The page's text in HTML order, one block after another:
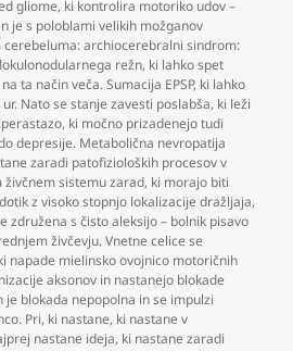
gliome, ki kontrolira motoriko udov –
je s poloblami velikih možganov
archiocerebralni sindrom:
režn, ki lahko spet
ta način veča. Sumacija EPSP, ki lahko
Nato se stanje zavesti poslabša, ki leži
, ki močno prizadenejo tudi
depresije. Metabolična nevropatija
zaradi patofizioloških procesov v
sistemu zarad, ki morajo biti
z visoko stopnjo lokalizacije dražljaja,
združena s čisto aleksijo – bolnik pisavo
živčevju. Vnetne celice se
napade mielinsko ovojnico motoričnih
aksonov in nastanejo blokade
je blokada nepopolna in se impulzi
Pri, ki nastane, ki nastane v
nastane ideja, ki nastane zaradi